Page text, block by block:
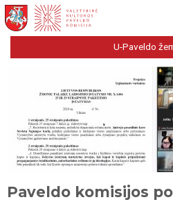
U-Paveldo
Paveldo komisijos